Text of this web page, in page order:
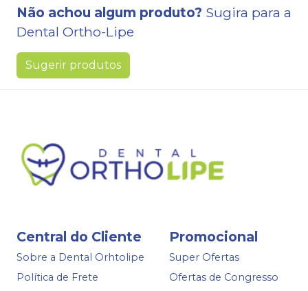
Não achou algum produto? Sugira para a
Dental Ortho-Lipe
Sugerir produtos
Central do Cliente
Sobre a Dental Orhtolipe
Política de Frete
Promocional
Super Ofertas
Ofertas de Congresso